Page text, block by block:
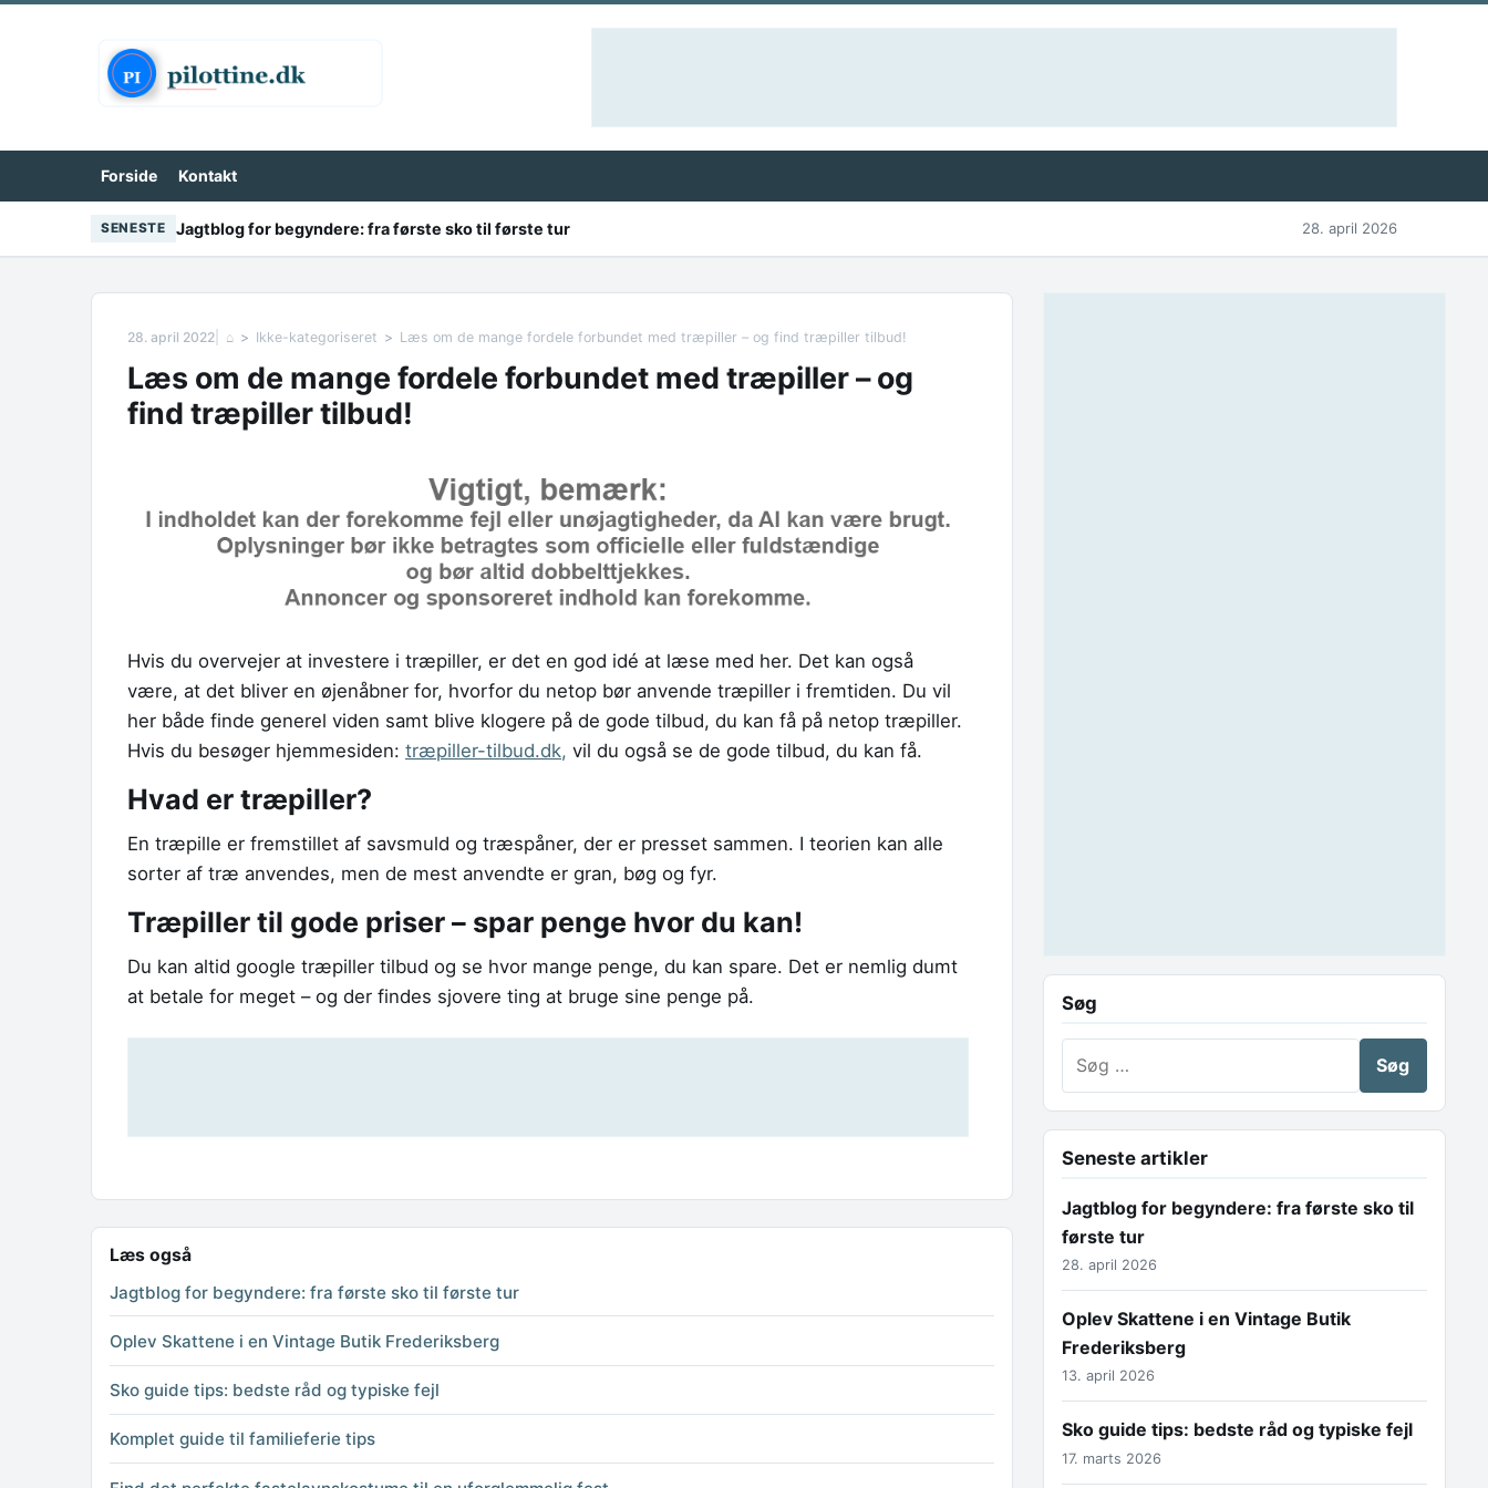
Forside Kontakt
SENESTE Jagtblog for begyndere: fra første sko til første tur 28. april 2026
28. april 2022 ⌂ Ikke-kategoriseret Læs om de mange fordele forbundet med træpiller – og find træpiller tilbud!
Læs om de mange fordele forbundet med træpiller – og
find træpiller tilbud!
Hvis du overvejer at investere i træpiller, er det en god idé at læse med her. Det kan også
være, at det bliver en øjenåbner for, hvorfor du netop bør anvende træpiller i fremtiden. Du vil
her både finde generel viden samt blive klogere på de gode tilbud, du kan få på netop træpiller.
Hvis du besøger hjemmesiden: træpiller-tilbud.dk, vil du også se de gode tilbud, du kan få.
Hvad er træpiller?
En træpille er fremstillet af savsmuld og træspåner, der er presset sammen. I teorien kan alle
sorter af træ anvendes, men de mest anvendte er gran, bøg og fyr.
Træpiller til gode priser – spar penge hvor du kan!
Du kan altid google træpiller tilbud og se hvor mange penge, du kan spare. Det er nemlig dumt
at betale for meget – og der findes sjovere ting at bruge sine penge på.
Læs også
Jagtblog for begyndere: fra første sko til første tur
Oplev Skattene i en Vintage Butik Frederiksberg
Sko guide tips: bedste råd og typiske fejl
Komplet guide til familieferie tips
Søg
Seneste artikler
Jagtblog for begyndere: fra første sko til
første tur
28. april 2026
Oplev Skattene i en Vintage Butik
Frederiksberg
13. april 2026
Sko guide tips: bedste råd og typiske fejl
17. marts 2026